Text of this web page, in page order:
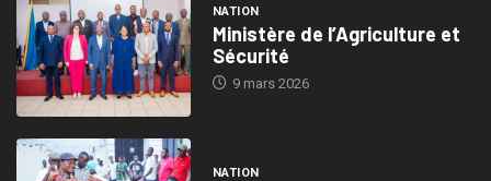
NATION
Ministère de l’Agriculture et
Sécurité
9 mars 2026
NATION